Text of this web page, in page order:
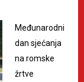
Međunarodni
dan sjećanja
na romske
žrtve